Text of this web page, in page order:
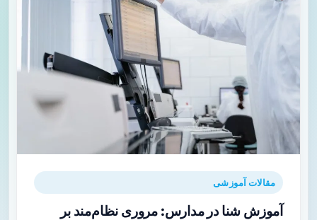
مقالات آموزشی
آموزش شنا در مدارس: مروری نظام‌مند بر